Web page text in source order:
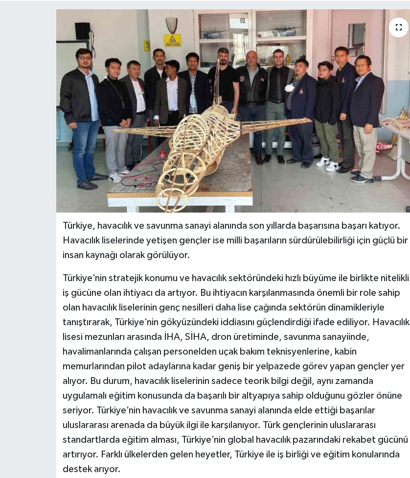
Türkiye, havacılık ve savunma sanayi alanında son yıllarda başarısına başarı katıyor.
Havacılık liselerinde yetişen gençler ise milli başarıların sürdürülebilirliği için güçlü bir
insan kaynağı olarak görülüyor.
Türkiye’nin stratejik konumu ve havacılık sektöründeki hızlı büyüme ile birlikte nitelikli
iş gücüne olan ihtiyacı da artıyor. Bu ihtiyacın karşılanmasında önemli bir role sahip
olan havacılık liselerinin genç nesilleri daha lise çağında sektörün dinamikleriyle
tanıştırarak, Türkiye’nin gökyüzündeki iddiasını güçlendirdiği ifade ediliyor. Havacılık
lisesi mezunları arasında İHA, SİHA, dron üretiminde, savunma sanayiinde,
havalimanlarında çalışan personelden uçak bakım teknisyenlerine, kabin
memurlarından pilot adaylarına kadar geniş bir yelpazede görev yapan gençler yer
alıyor. Bu durum, havacılık liselerinin sadece teorik bilgi değil, aynı zamanda
uygulamalı eğitim konusunda da başarılı bir altyapıya sahip olduğunu gözler önüne
seriyor. Türkiye’nin havacılık ve savunma sanayi alanında elde ettiği başarılar
uluslararası arenada da büyük ilgi ile karşılanıyor. Türk gençlerinin uluslararası
standartlarda eğitim alması, Türkiye’nin global havacılık pazarındaki rekabet gücünü
artırıyor. Farklı ülkelerden gelen heyetler, Türkiye ile iş birliği ve eğitim konularında
destek arıyor.